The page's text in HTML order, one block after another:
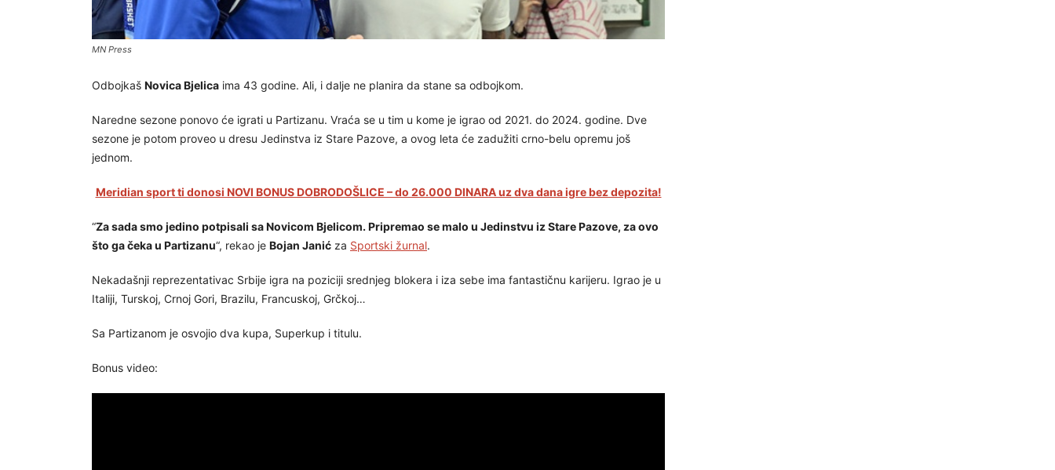
MN Press
Odbojkaš Novica Bjelica ima 43 godine. Ali, i dalje ne planira da stane sa odbojkom.
Naredne sezone ponovo će igrati u Partizanu. Vraća se u tim u kome je igrao od 2021. do 2024. godine. Dve
sezone je potom proveo u dresu Jedinstva iz Stare Pazove, a ovog leta će zadužiti crno-belu opremu još
jednom.
Meridian sport ti donosi NOVI BONUS DOBRODOŠLICE – do 26.000 DINARA uz dva dana igre bez depozita!
“Za sada smo jedino potpisali sa Novicom Bjelicom. Pripremao se malo u Jedinstvu iz Stare Pazove, za ovo
što ga čeka u Partizanu“, rekao je Bojan Janić za Sportski žurnal.
Nekadašnji reprezentativac Srbije igra na poziciji srednjeg blokera i iza sebe ima fantastičnu karijeru. Igrao je u
Italiji, Turskoj, Crnoj Gori, Brazilu, Francuskoj, Grčkoj…
Sa Partizanom je osvojio dva kupa, Superkup i titulu.
Bonus video: